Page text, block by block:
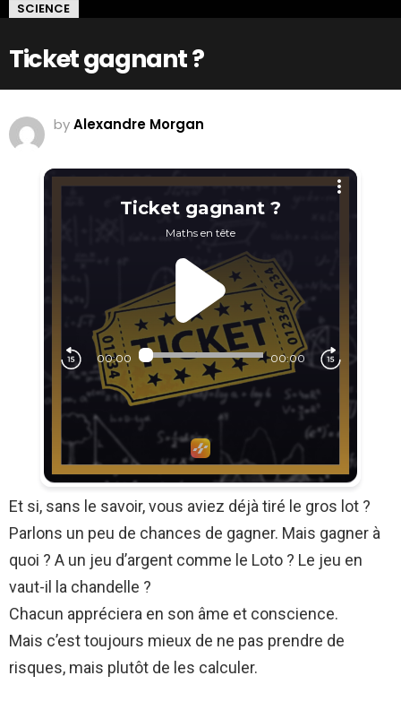
SCIENCE
Ticket gagnant ?
byAlexandre Morgan
Et si, sans le savoir, vous aviez déjà tiré le gros lot ?
Parlons un peu de chances de gagner. Mais gagner à
quoi ? A un jeu d’argent comme le Loto ? Le jeu en
vaut-il la chandelle ?
Chacun appréciera en son âme et conscience.
Mais c’est toujours mieux de ne pas prendre de
risques, mais plutôt de les calculer.